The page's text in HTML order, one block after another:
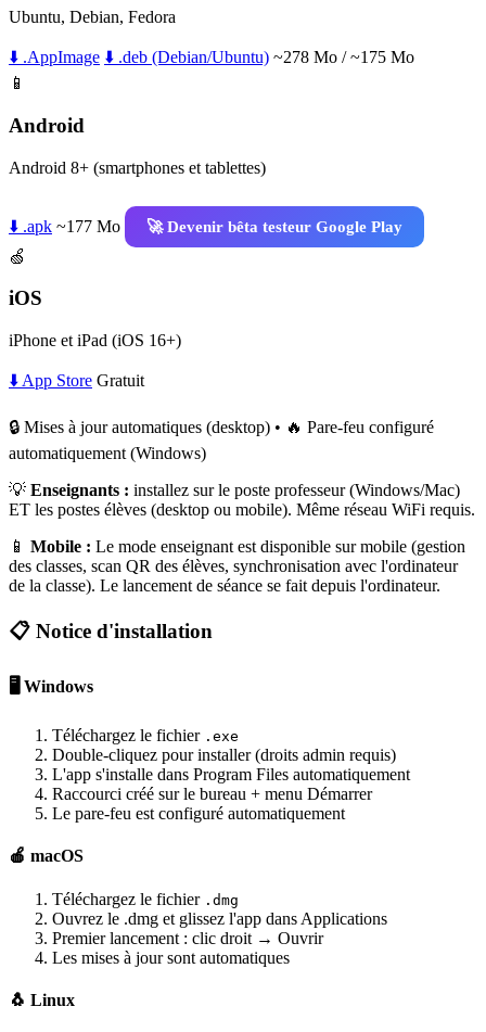
Ubuntu, Debian, Fedora
⬇️ .AppImage ⬇️ .deb (Debian/Ubuntu) ~278 Mo / ~175 Mo
📱
Android
Android 8+ (smartphones et tablettes)
⬇️ .apk ~177 Mo
🚀 Devenir bêta testeur Google Play
🍏
iOS
iPhone et iPad (iOS 16+)
⬇️ App Store Gratuit
🔒 Mises à jour automatiques (desktop) • 🔥 Pare-feu configuré
automatiquement (Windows)
💡 Enseignants : installez sur le poste professeur (Windows/Mac)
ET les postes élèves (desktop ou mobile). Même réseau WiFi requis.
📱 Mobile : Le mode enseignant est disponible sur mobile (gestion
des classes, scan QR des élèves, synchronisation avec l'ordinateur
de la classe). Le lancement de séance se fait depuis l'ordinateur.
📋 Notice d'installation
🖥️ Windows
Téléchargez le fichier .exe
Double-cliquez pour installer (droits admin requis)
L'app s'installe dans Program Files automatiquement
Raccourci créé sur le bureau + menu Démarrer
Le pare-feu est configuré automatiquement
🍎 macOS
Téléchargez le fichier .dmg
Ouvrez le .dmg et glissez l'app dans Applications
Premier lancement : clic droit → Ouvrir
Les mises à jour sont automatiques
🐧 Linux